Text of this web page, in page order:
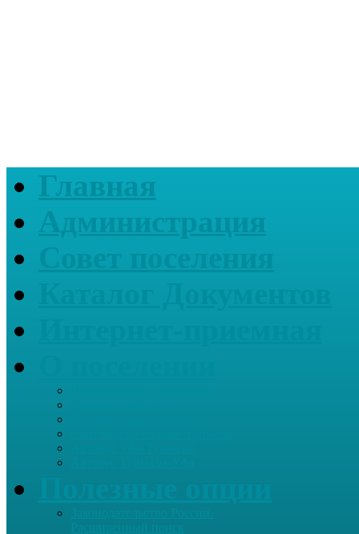
Главная
Администрация